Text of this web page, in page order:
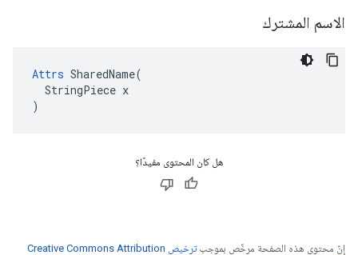
الاسم المشترك
Attrs SharedName(
  StringPiece x
)
هل كان المحتوى مفيدًا؟
إنّ محتوى هذه الصفحة مرخّص بموجب
ترخيص Creative Commons Attribution